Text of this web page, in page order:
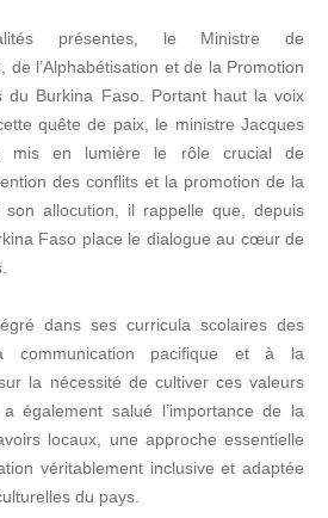
présentes, le Ministre de
de l’Alphabétisation et de la Promotion
du Burkina Faso. Portant haut la voix
quête de paix, le ministre Jacques
mis en lumière le rôle crucial de
des conflits et la promotion de la
son allocution, il rappelle que, depuis
Faso place le dialogue au cœur de
dans ses curricula scolaires des
communication pacifique et à la
la nécessité de cultiver ces valeurs
également salué l’importance de la
locaux, une approche essentielle
véritablement inclusive et adaptée
du pays.